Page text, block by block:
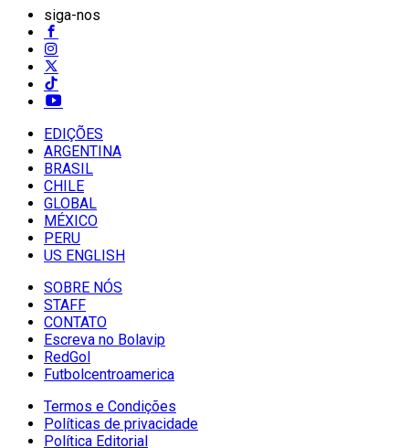
siga-nos
EDIÇÕES
ARGENTINA
BRASIL
CHILE
GLOBAL
MÉXICO
PERU
US ENGLISH
SOBRE NÓS
STAFF
CONTATO
Escreva no Bolavip
RedGol
Futbolcentroamerica
Termos e Condições
Políticas de privacidade
Política Editorial